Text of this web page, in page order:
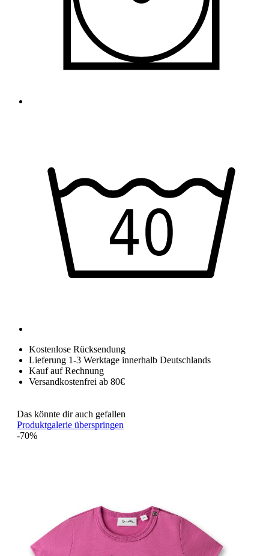
Kostenlose Rücksendung
Lieferung 1-3 Werktage innerhalb Deutschlands
Kauf auf Rechnung
Versandkostenfrei ab 80€
Das könnte dir auch gefallen
Produktgalerie überspringen
-70%